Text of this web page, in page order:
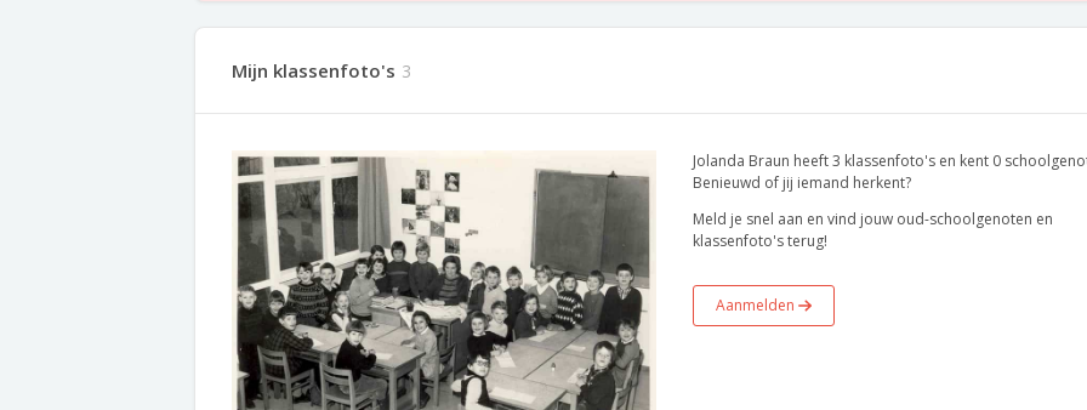
Mijn klassenfoto's 3
Jolanda Braun heeft 3 klassenfoto's en kent 0
Benieuwd of jij iemand herkent?
Meld je snel aan en vind jouw oud-schoolgenoten en
klassenfoto's terug!
Aanmelden